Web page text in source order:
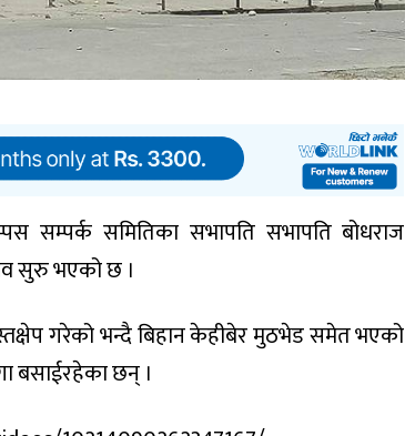
सम्पर्क समितिका सभापति सभापति बोधराज
सुरु भएको छ ।
गरेको भन्दै बिहान केहीबेर मुठभेड समेत भएको
बसाईरहेका छन् ।